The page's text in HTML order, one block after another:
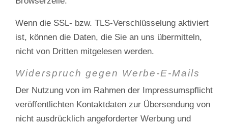
Wenn die SSL- bzw. TLS-Verschlüsselung aktiviert
ist, können die Daten, die Sie an uns übermitteln,
nicht von Dritten mitgelesen werden.
Widerspruch gegen Werbe-E-Mails
Der Nutzung von im Rahmen der Impressumspflicht
veröffentlichten Kontaktdaten zur Übersendung von
nicht ausdrücklich angeforderter Werbung und